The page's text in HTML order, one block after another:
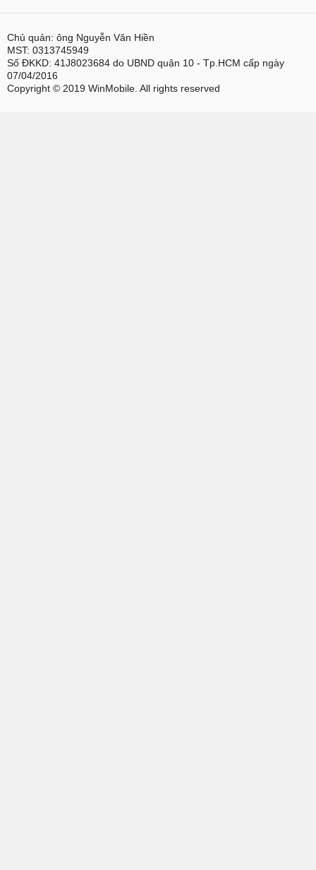
Chủ quản: ông Nguyễn Văn Hiền
MST: 0313745949
Số ĐKKD: 41J8023684 do UBND quận 10 - Tp.HCM cấp ngày
07/04/2016
Copyright © 2019 WinMobile. All rights reserved